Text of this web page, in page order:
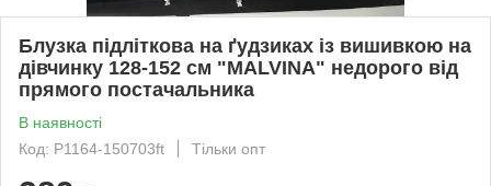
Блузка підліткова на ґудзиках із вишивкою на
дівчинку 128-152 см "MALVINA" недорого від
прямого постачальника
В наявності
Код: P1164-150703ft
Тільки опт